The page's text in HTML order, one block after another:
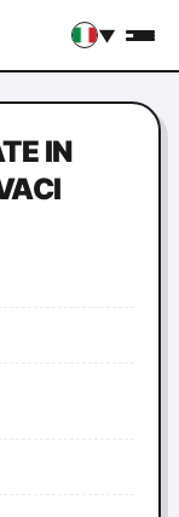
▼
IN